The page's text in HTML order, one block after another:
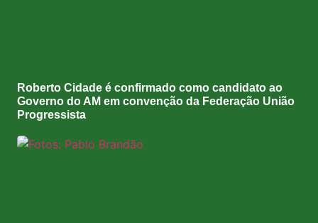
Roberto Cidade é confirmado como candidato ao
Governo do AM em convenção da Federação União
Progressista